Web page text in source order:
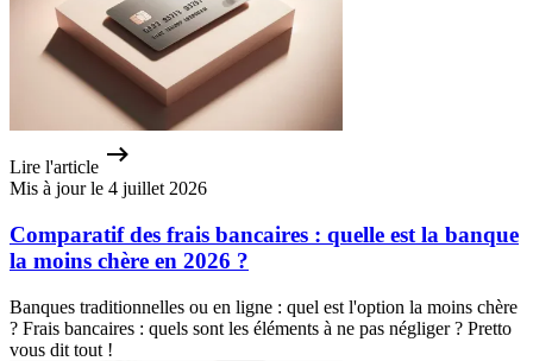
Lire l'article
Mis à jour le 4 juillet 2026
Comparatif des frais bancaires : quelle est la banque
la moins chère en 2026 ?
Banques traditionnelles ou en ligne : quel est l'option la moins chère
? Frais bancaires : quels sont les éléments à ne pas négliger ? Pretto
vous dit tout !